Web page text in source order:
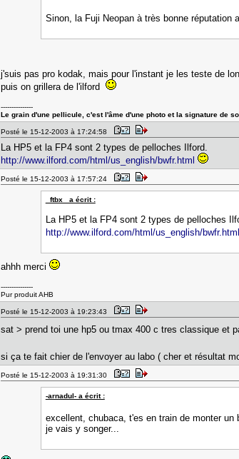
Sinon, la Fuji Neopan à très bonne réputation
j'suis pas pro kodak, mais pour l'instant je les teste de
puis on grillera de l'ilford
---------------
Le grain d'une pellicule, c'est l'âme d'une photo et la signature de
Posté le 15-12-2003 à 17:24:58
La HP5 et la FP4 sont 2 types de pelloches Ilford.
http://www.ilford.com/html/us_english/bwfr.html
Posté le 15-12-2003 à 17:57:24
_ftbx_ a écrit :
La HP5 et la FP4 sont 2 types de pelloches
http://www.ilford.com/html/us_english/bwfr.html
ahhh merci
---------------
Pur produit AHB
Posté le 15-12-2003 à 19:23:43
sat > prend toi une hp5 ou tmax 400 c tres classique et
si ça te fait chier de l'envoyer au labo ( cher et résultat
Posté le 15-12-2003 à 19:31:30
-arnadul- a écrit :
excellent, chubaca, t'es en train de monter un
je vais y songer...